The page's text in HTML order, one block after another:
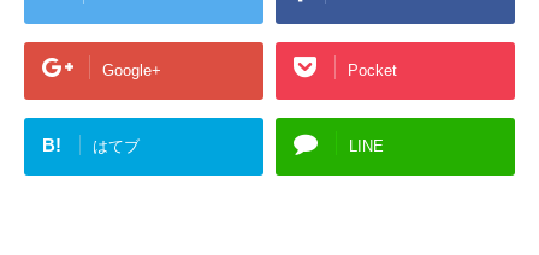
Google+ Pocket
B! はてブ LINE